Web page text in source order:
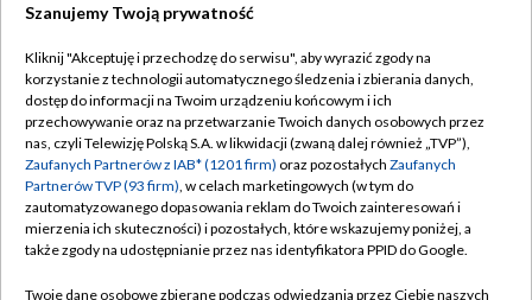
TVP
Abonament TVP
Emisja w TVP
Centrum informacji TVP
Naziemna Telewizja Cyfrowa
Regulamin TVP
Polityka prywatności
Moje zgody
Pomoc
Szanujemy Twoją prywatność
Kliknij "Akceptuję i przechodzę do serwisu", aby wyrazić zgody na
korzystanie z technologii automatycznego śledzenia i zbierania danych,
dostęp do informacji na Twoim urządzeniu końcowym i ich
przechowywanie oraz na przetwarzanie Twoich danych osobowych przez
nas, czyli Telewizję Polską S.A. w likwidacji (zwaną dalej również „TVP”),
Zaufanych Partnerów z IAB* (1201 firm) oraz pozostałych Zaufanych
Partnerów TVP (93 firm), w celach marketingowych (w tym do
zautomatyzowanego dopasowania reklam do Twoich zainteresowań i
mierzenia ich skuteczności) i pozostałych, które wskazujemy poniżej, a
także zgody na udostępnianie przez nas identyfikatora PPID do Google.
Twoje dane osobowe zbierane podczas odwiedzania przez Ciebie naszych